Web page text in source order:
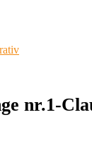
nr.1-